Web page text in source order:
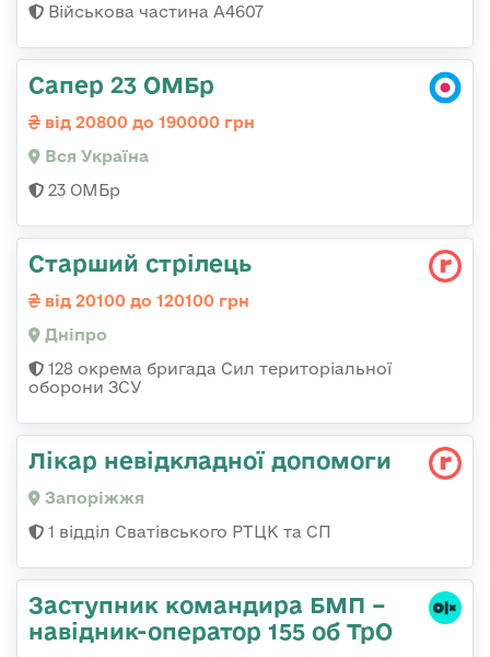
Військова частина А4607
Сапер 23 ОМБр
від 20800 до 190000 грн
Вся Україна
23 ОМБр
Старший стрілець
від 20100 до 120100 грн
Дніпро
128 окрема бригада Сил територіальної
оборони ЗСУ
Лікар невідкладної допомоги
Запоріжжя
1 відділ Сватівського РТЦК та СП
Заступник командира БМП –
навідник-оператор 155 об ТрО